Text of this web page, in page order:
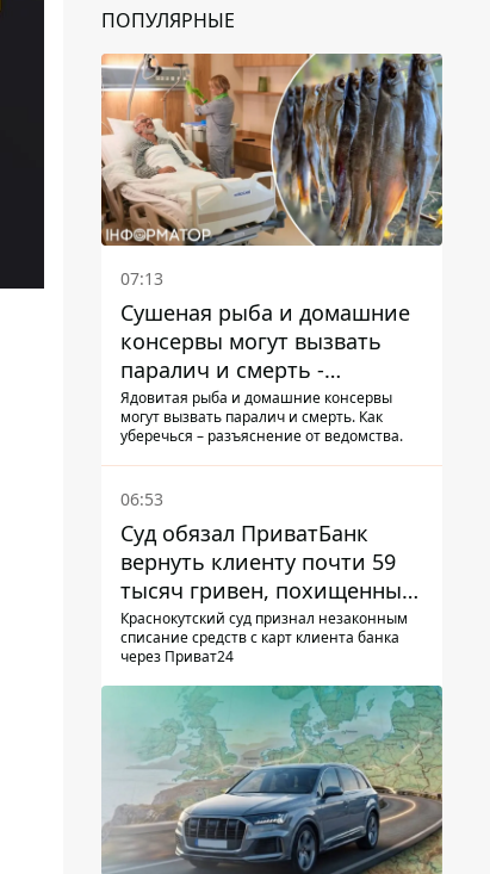
ПОПУЛЯРНЫЕ
07:13
Сушеная рыба и домашние
консервы могут вызвать
паралич и смерть -
Госрыбагентство
предупреждает о ботулизме
Ядовитая рыба и домашние консервы
могут вызвать паралич и смерть. Как
уберечься – разъяснение от ведомства.
06:53
Суд обязал ПриватБанк
вернуть клиенту почти 59
тысяч гривен, похищенных
мошенниками
Краснокутский суд признал незаконным
списание средств с карт клиента банка
через Приват24